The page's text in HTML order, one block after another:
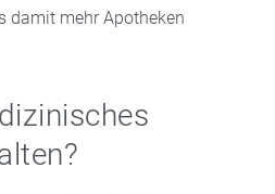
damit mehr Apotheken